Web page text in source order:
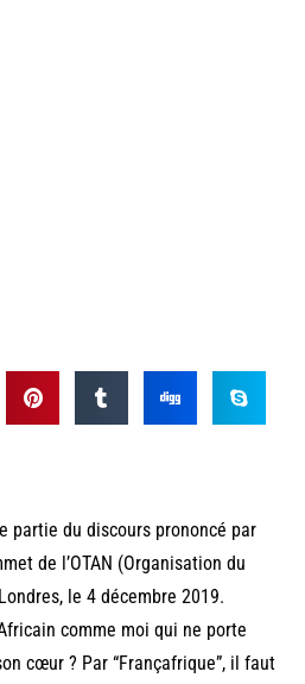
partie du discours prononcé par
de l’OTAN (Organisation du
le 4 décembre 2019.
comme moi qui ne porte
cœur ? Par “Françafrique”, il faut